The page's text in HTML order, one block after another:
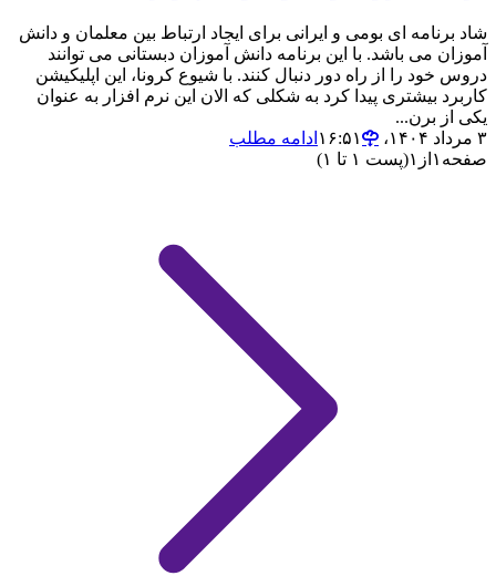
شاد برنامه ای بومی و ایرانی برای ایجاد ارتباط بین معلمان و دانش
آموزان می باشد. با این برنامه دانش آموزان دبستانی می توانند
دروس خود را از راه دور دنبال کنند. با شیوع کرونا، این اپلیکیشن
کاربرد بیشتری پیدا کرد به شکلی که الان این نرم افزار به عنوان
یکی از برن...
۳ مرداد ۱۴۰۴،‏ ۱۶:۵۱
ادامه مطلب
صفحه ۱ از ۱(پست ۱ تا ۱)